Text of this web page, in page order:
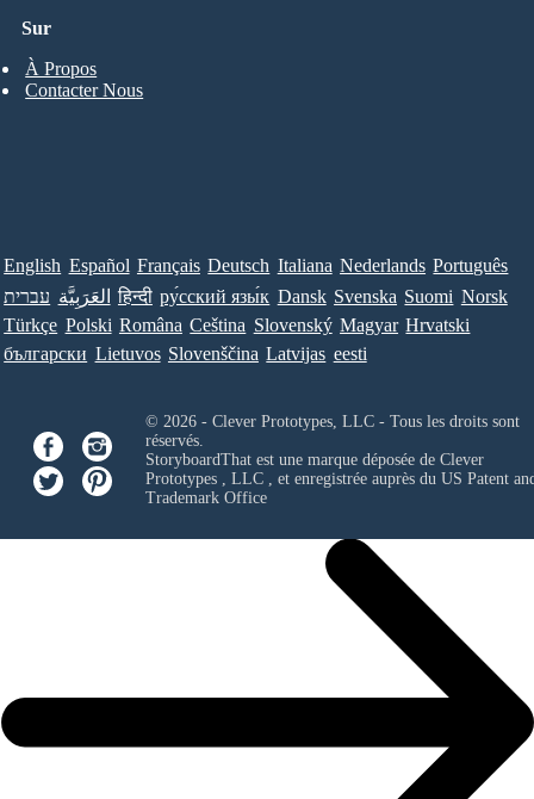
Sur
À Propos
Contacter Nous
English Español Français Deutsch Italiana Nederlands Português
עברית العَرَبِيَّة हिन्दी ру́сский язы́к Dansk Svenska Suomi Norsk
Türkçe Polski Româna Ceština Slovenský Magyar Hrvatski
български Lietuvos Slovenščina Latvijas eesti
© 2026 - Clever Prototypes, LLC - Tous les droits sont
réservés.
StoryboardThat est une marque déposée de Clever
Prototypes , LLC, et enregistrée auprès du US Patent
Trademark Office